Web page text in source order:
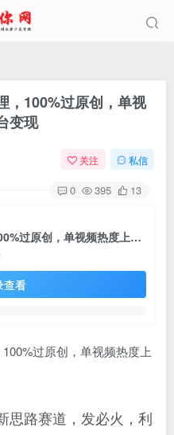
，100%过原创，单视
变现
关注 私信
0 395 13
Ai视频新思路，AI一键处理，100%过原创，单视频热度上百万，双向多平台变现
查看
思路赛道，发必火，利